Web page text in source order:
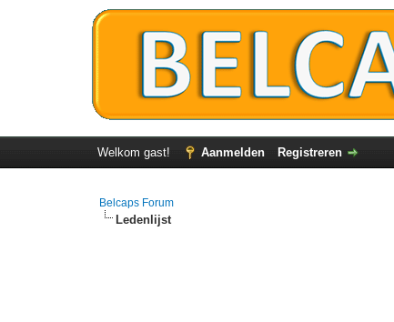
Welkom gast! Aanmelden Registreren
Belcaps Forum
Ledenlijst